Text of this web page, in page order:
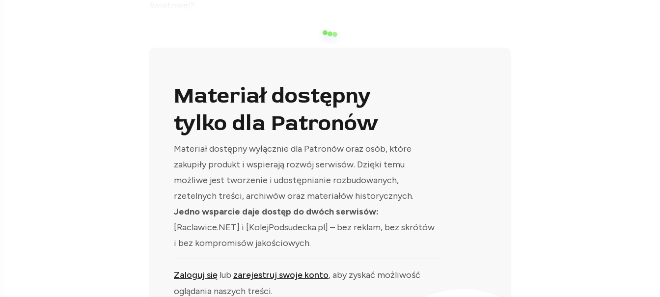
Materiał dostępny
tylko dla Patronów
Materiał dostępny wyłącznie dla Patronów oraz osób, które
zakupiły produkt i wspierają rozwój serwisów. Dzięki temu
możliwe jest tworzenie i udostępnianie rozbudowanych,
rzetelnych treści, archiwów oraz materiałów historycznych.
Jedno wsparcie daje dostęp do dwóch serwisów:
[Raclawice.NET] i [KolejPodsudecka.pl] – bez reklam, bez skrótów
i bez kompromisów jakościowych.
Zaloguj się lub zarejestruj swoje konto, aby zyskać możliwość
oglądania naszych treści.